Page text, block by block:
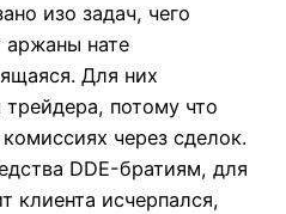
изо задач, чего
нате
Для них
потому что
через сделок.
DDE-братиям, для
клиента исчерпался,